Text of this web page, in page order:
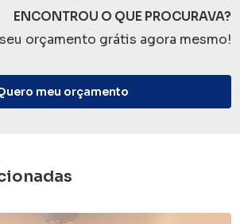
ENCONTROU O QUE PROCURAVA?
seu orçamento grátis agora mesmo!
meu orçamento